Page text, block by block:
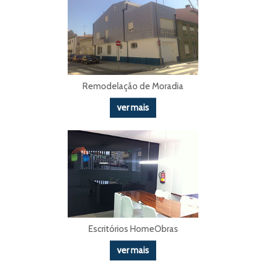
Remodelação de Moradia
ver mais
Escritórios HomeObras
ver mais